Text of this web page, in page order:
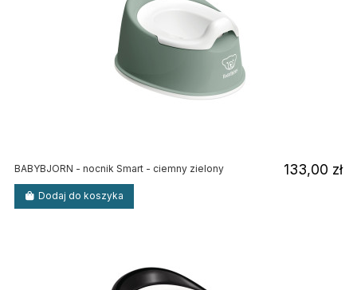
BABYBJORN - nocnik Smart - ciemny zielony 133,00 zł
Dodaj do koszyka